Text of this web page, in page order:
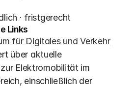
· fristgerecht
Links
für Digitales und Verkehr
über aktuelle
Elektromobilität im
einschließlich der